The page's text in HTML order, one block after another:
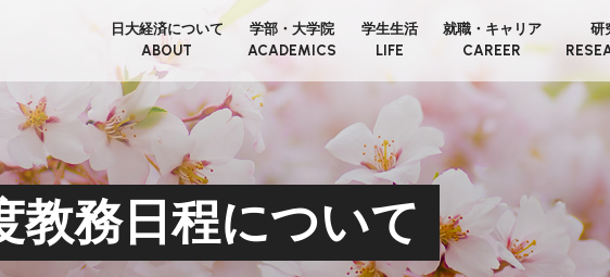
日大経済について
ABOUT
学部・大学院
ACADEMICS
学生生活
LIFE
就職・キャリア
CAREER
研
教務日程について